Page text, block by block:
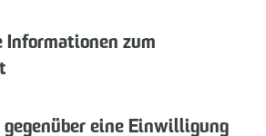
zum
eine Einwilligung